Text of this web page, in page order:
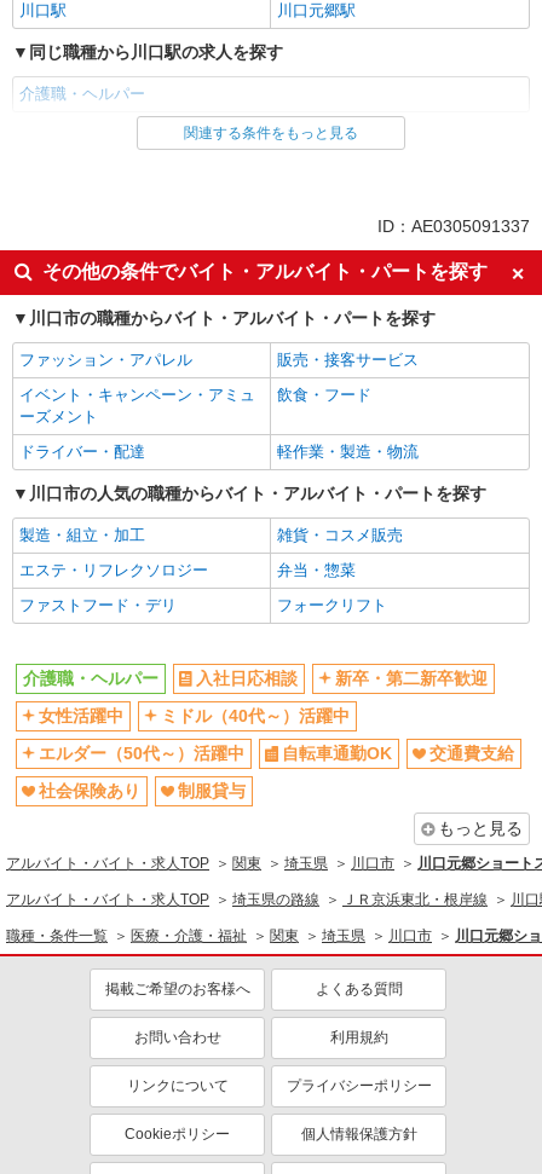
川口駅
川口元郷駅
同じ職種から川口駅の求人を探す
介護職・ヘルパー
同じ雇用形態から川口駅の求人を探す
入社日応相談
新卒・第二新卒歓迎
女性活躍中
ミドル（40代～）活躍中
エルダー（50代～）活躍中
自転車通勤OK
交通費支給
社会保険あり
制服貸与
研修制度あり
給与前払いOK
未経験歓迎
経験者・有資格者歓迎
フリーター歓迎
ブランクOK
週2～3日勤務OK
早朝
深夜
夕方
髪型・髪色自由
髭（ひげ）OK
ネイルOK
残業ほぼなし
産休・育休取得実績あり
社員登用あり
同じ職種から求人を探す
医療・介護・福祉
社会保険あり
未経験歓迎
週2～3日勤務OK
産休・育休取得実績あり
社員登用あり
関連する条件をもっと見る
ID：AE0305091337
その他の条件でバイト・アルバイト・パートを探す
川口市の職種からバイト・アルバイト・パートを探す
ファッション・アパレル
販売・接客サービス
イベント・キャンペーン・アミュ
ーズメント
飲食・フード
ドライバー・配達 軽作業・製造・物流
川口市の人気の職種からバイト・アルバイト・パートを探す
製造・組立・加工
雑貨・コスメ販売
エステ・リフレクソロジー
弁当・惣菜
ファストフード・デリ
フォークリフト
介護職・ヘルパー 入社日応相談
新卒・第二新卒歓迎
女性活躍中
ミドル（40代～）活躍中
エルダー（50代～）活躍中
自転車通勤OK
交通費支給
社会保険あり
制服貸与
もっと見る
アルバイト・バイト・求人TOP 関東 埼玉県 川口市 川口元郷ショート
アルバイト・バイト・求人TOP 埼玉県の路線 ＪＲ京浜東北・根岸線 川
職種・条件一覧 医療・介護・福祉 関東 埼玉県 川口市 川口元郷シ
掲載ご希望のお客様へ よくある質問
お問い合わせ 利用規約
リンクについて プライバシーポリシー
Cookieポリシー 個人情報保護方針